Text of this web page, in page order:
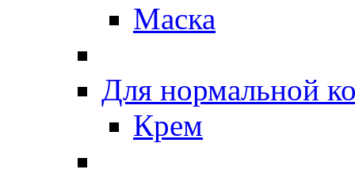
Маска
Для нормальной
Крем